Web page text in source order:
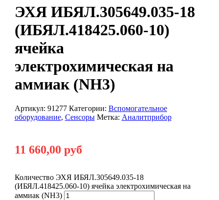
ЭХЯ ИБЯЛ.305649.035-18
(ИБЯЛ.418425.060-10)
ячейка
электрохимическая на
аммиак (NH3)
Артикул: 91277 Категории: Вспомогательное
оборудование, Сенсоры Метка: Аналитприбор
11 660,00 руб
Количество ЭХЯ ИБЯЛ.305649.035-18
(ИБЯЛ.418425.060-10) ячейка электрохимическая на
аммиак (NH3)